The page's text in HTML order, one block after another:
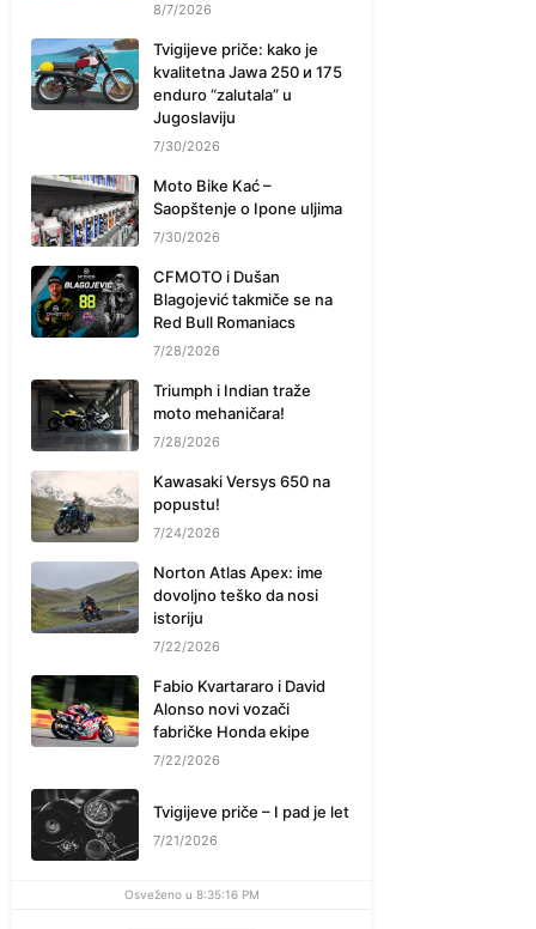
8/7/2026
Tvigijeve priče: kako je
kvalitetna Jawa 250 и 175
enduro “zalutala” u
Jugoslaviju
7/30/2026
Moto Bike Kać –
Saopštenje o Ipone uljima
7/30/2026
CFMOTO i Dušan
Blagojević takmiče se na
Red Bull Romaniacs
7/28/2026
Triumph i Indian traže
moto mehaničara!
7/28/2026
Kawasaki Versys 650 na
popustu!
7/24/2026
Norton Atlas Apex: ime
dovoljno teško da nosi
istoriju
7/22/2026
Fabio Kvartararo i David
Alonso novi vozači
fabričke Honda ekipe
7/22/2026
Tvigijeve priče – I pad je let
7/21/2026
Osveženo u 8:35:16 PM